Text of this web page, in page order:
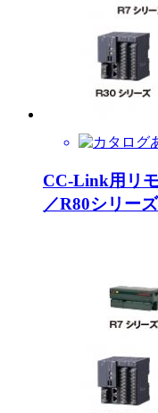
CC-Link用リ
／R80シリーズ